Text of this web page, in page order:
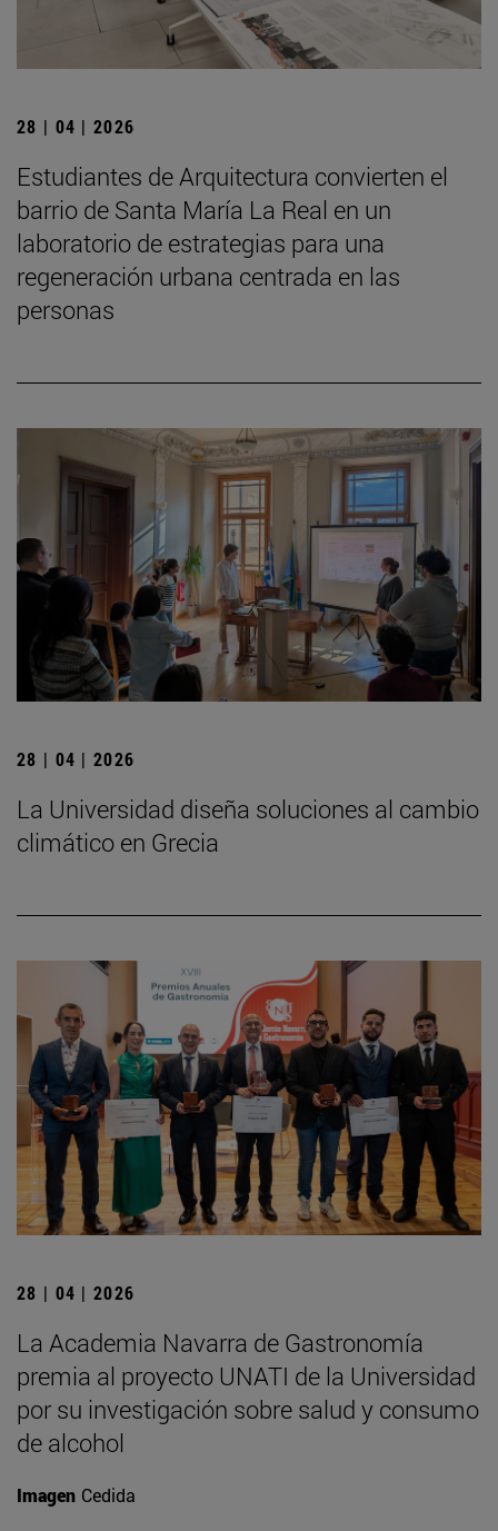
28 | 04 | 2026
Estudiantes de Arquitectura convierten el
barrio de Santa María La Real en un
laboratorio de estrategias para una
regeneración urbana centrada en las
personas
28 | 04 | 2026
La Universidad diseña soluciones al cambio
climático en Grecia
28 | 04 | 2026
La Academia Navarra de Gastronomía
premia al proyecto UNATI de la Universidad
por su investigación sobre salud y consumo
de alcohol
Imagen Cedida